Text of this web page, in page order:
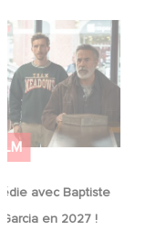
avec Baptiste
en 2027 !
avec
et José Garcia